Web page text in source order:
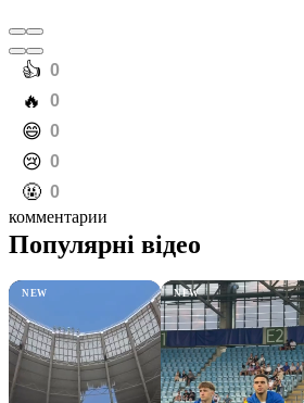
️👍 0
️🔥 0
️😄 0
️😢 0
️🤬 0
комментарии